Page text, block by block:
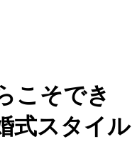
こそでき
式スタイル